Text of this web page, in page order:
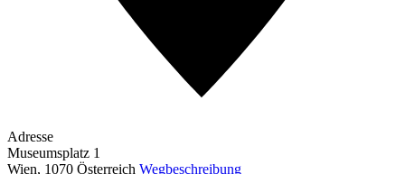
Adresse
Museumsplatz 1
Wien, 1070 Österreich Wegbeschreibung